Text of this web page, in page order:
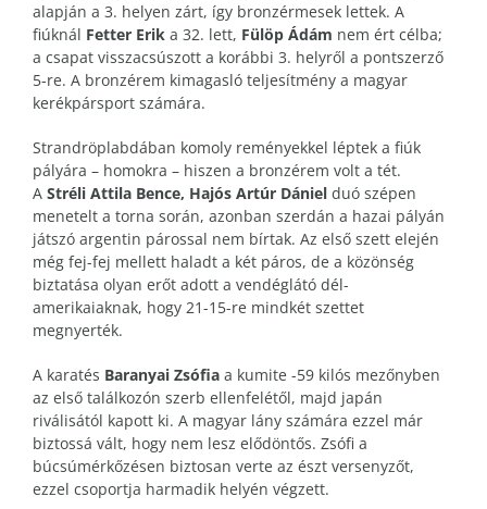
alapján a 3. helyen zárt, így bronzérmesek lettek. A
fiúknál Fetter Erik a 32. lett, Fülöp Ádám nem ért célba;
a csapat visszacsúszott a korábbi 3. helyről a pontszerző
5-re. A bronzérem kimagasló teljesítmény a magyar
kerékpársport számára.
Strandröplabdában komoly reményekkel léptek a fiúk
pályára – homokra – hiszen a bronzérem volt a tét.
A Stréli Attila Bence, Hajós Artúr Dániel duó szépen
menetelt a torna során, azonban szerdán a hazai pályán
játszó argentin párossal nem bírtak. Az első szett elején
még fej-fej mellett haladt a két páros, de a közönség
biztatása olyan erőt adott a vendéglátó dél-
amerikaiaknak, hogy 21-15-re mindkét szettet
megnyerték.
A karatés Baranyai Zsófia a kumite -59 kilós mezőnyben
az első találkozón szerb ellenfelétől, majd japán
riválisától kapott ki. A magyar lány számára ezzel már
biztossá vált, hogy nem lesz elődöntős. Zsófi a
búcsúmérkőzésen biztosan verte az észt versenyzőt,
ezzel csoportja harmadik helyén végzett.